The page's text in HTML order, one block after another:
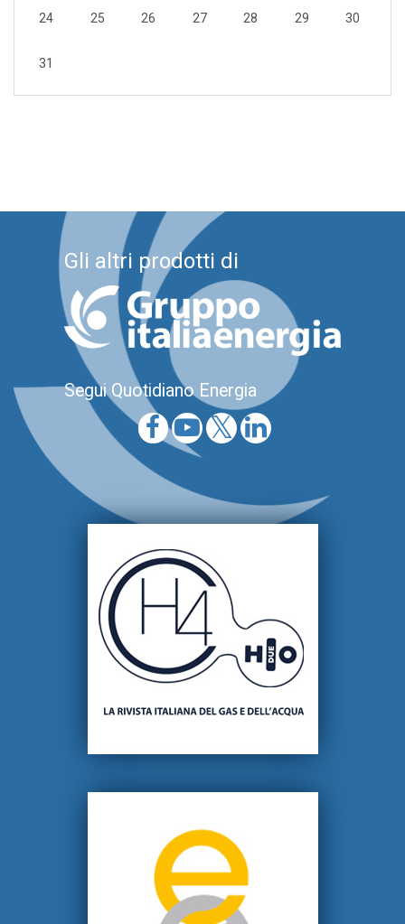
24 25 26 27 28 29 30
31
Gli altri prodotti di
Segui Quotidiano Energia